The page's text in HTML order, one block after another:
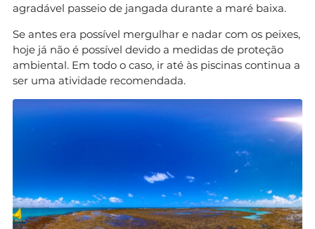
agradável passeio de jangada durante a maré baixa.
Se antes era possível mergulhar e nadar com os peixes,
hoje já não é possível devido a medidas de proteção
ambiental. Em todo o caso, ir até às piscinas continua a
ser uma atividade recomendada.